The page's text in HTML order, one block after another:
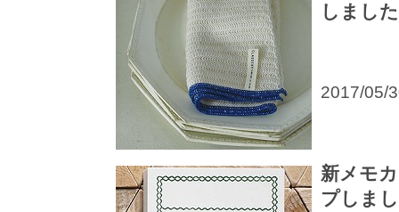
しました
2017/05/
新メモ
プしま